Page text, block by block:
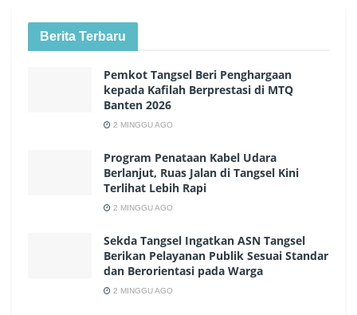
Berita Terbaru
Pemkot Tangsel Beri Penghargaan
kepada Kafilah Berprestasi di MTQ
Banten 2026
2 MINGGU AGO
Program Penataan Kabel Udara
Berlanjut, Ruas Jalan di Tangsel Kini
Terlihat Lebih Rapi
2 MINGGU AGO
Sekda Tangsel Ingatkan ASN Tangsel
Berikan Pelayanan Publik Sesuai Standar
dan Berorientasi pada Warga
2 MINGGU AGO